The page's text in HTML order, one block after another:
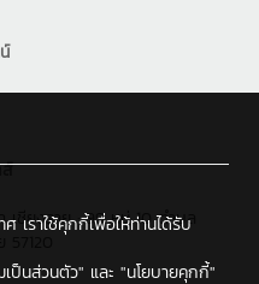
เชียงราย : 99 หมู่ 10 ตำบล
เราใช้คุกกี้เพื่อให้ท่านได้รับ
เป็นส่วนตัว" และ "นโยบายคุกกี้"